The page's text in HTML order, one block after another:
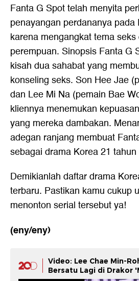
Fanta G Spot telah menyita
penayangan perdananya pada
karena mengangkat tema
perempuan. Sinopsis Fanta G
kisah dua sahabat yang
konseling seks. Son Hee Jae
dan Lee Mi Na (pemain Bae
kliennya menemukan
yang mereka dambakan.
adegan ranjang membuat
sebagai drama Korea 21
Demikianlah daftar drama
terbaru. Pastikan kamu cukup
menonton serial tersebut ya!
(eny/eny)
Video: Lee Chae Min-
Bersatu Lagi di Drakor